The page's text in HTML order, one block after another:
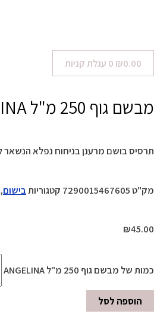
₪0.00
0 עגלת קניות
מבשם גוף 250 מ"ל ANGELINA
תרסיס בושם מרענן בניחוח נפלא הנשאר
מק"ט7290015467605 קטגוריותבישום,
₪45.00
כמות של מבשם גוף 250 מ"ל ANGELINA
הוספה לסל